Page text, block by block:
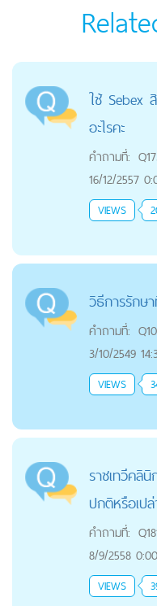
ใช้ Sebex
อะไรคะ
คำถามที่:
16/12/2557
VIEWS
วิธีการรักษ
คำถามที่:
3/10/2549
VIEWS
ราชเทวีคลิ
ปกติหรือเป
คำถามที่:
8/9/2558
VIEWS